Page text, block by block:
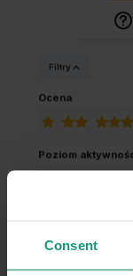
Consent
Filtry
Ocena
Poziom
Wiek psa 0 -